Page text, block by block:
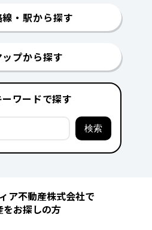
線・駅から探す
ップから探す
ーワードで探す
ア不動産株式会社で
をお探しの方